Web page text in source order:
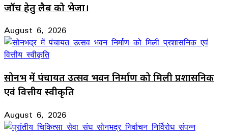
जॉच हेतु लैब को भेजा।
August 6, 2026
सोनभद्र में पंचायत उत्सव भवन निर्माण को मिली प्रशासनिक
एवं वित्तीय स्वीकृति
August 6, 2026